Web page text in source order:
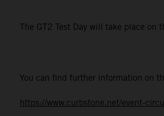
The GT2 Test Day will take place on
You can find further information on
https://www.curbstone.net/event-